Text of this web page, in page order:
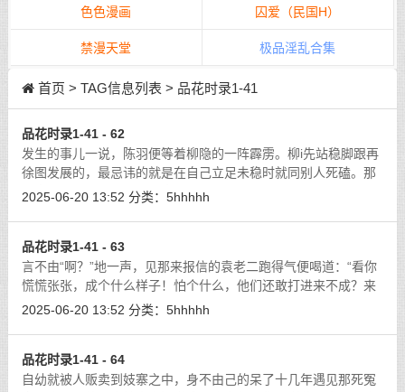
色色漫画 囚爱（民国H）
禁漫天堂 极品淫乱合集
首页 > TAG信息列表 > 品花时录1-41
品花时录1-41 - 62
发生的事儿一说，陈羽便等着柳隐的一阵霹雳。柳i先站稳脚跟再
徐图发展的，最忌讳的就是在自己立足未稳时就同别人死磕。那
样容易暴露自己不说，还容易受到大的损失。
2025-06-20 13:52 分类： 5hhhhh
品花时录1-41 - 63
言不由“啊？”地一声，见那来报信的袁老二跑得气便喝道：“看你
慌慌张张，成个什么样子！怕个什么，他们还敢打进来不成？来
的是什么人？多少人？”[详细]
2025-06-20 13:52 分类： 5hhhhh
品花时录1-41 - 64
自幼就被人贩卖到妓寨之中，身不由己的呆了十几年遇见那死冤